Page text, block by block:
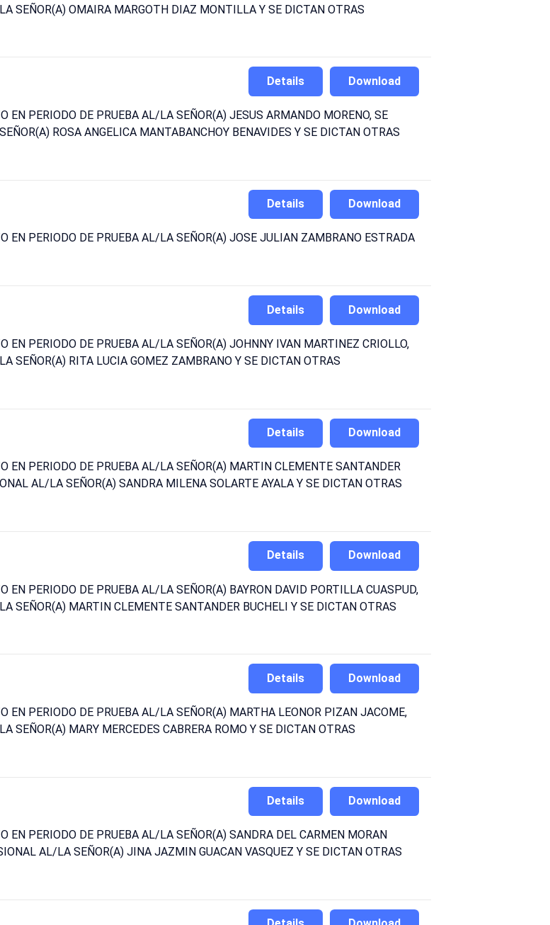
SEÑOR(A) OMAIRA MARGOTH DIAZ MONTILLA Y SE DICTAN OTRAS
Download
Details
EN PERIODO DE PRUEBA AL/LA SEÑOR(A) JESUS ARMANDO MORENO, SE
ROSA ANGELICA MANTABANCHOY BENAVIDES Y SE DICTAN OTRAS
Download
Details
EN PERIODO DE PRUEBA AL/LA SEÑOR(A) JOSE JULIAN ZAMBRANO ESTRADA
Download
Details
EN PERIODO DE PRUEBA AL/LA SEÑOR(A) JOHNNY IVAN MARTINEZ CRIOLLO,
SEÑOR(A) RITA LUCIA GOMEZ ZAMBRANO Y SE DICTAN OTRAS
Download
Details
EN PERIODO DE PRUEBA AL/LA SEÑOR(A) MARTIN CLEMENTE SANTANDER
AL/LA SEÑOR(A) SANDRA MILENA SOLARTE AYALA Y SE DICTAN OTRAS
Download
Details
EN PERIODO DE PRUEBA AL/LA SEÑOR(A) BAYRON DAVID PORTILLA CUASPUD,
SEÑOR(A) MARTIN CLEMENTE SANTANDER BUCHELI Y SE DICTAN OTRAS
Download
Details
EN PERIODO DE PRUEBA AL/LA SEÑOR(A) MARTHA LEONOR PIZAN JACOME,
MARY MERCEDES CABRERA ROMO Y SE DICTAN OTRAS
Download
Details
EN PERIODO DE PRUEBA AL/LA SEÑOR(A) SANDRA DEL CARMEN MORAN
AL/LA SEÑOR(A) JINA JAZMIN GUACAN VASQUEZ Y SE DICTAN OTRAS